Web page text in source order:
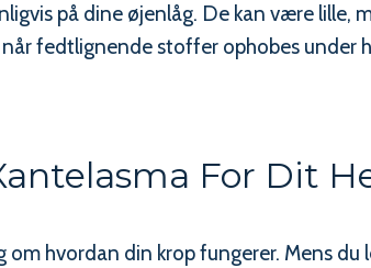
på dine øjenlåg. De kan være lille,
fedtlignende stoffer ophobes under
For Dit
hvordan din krop fungerer. Mens